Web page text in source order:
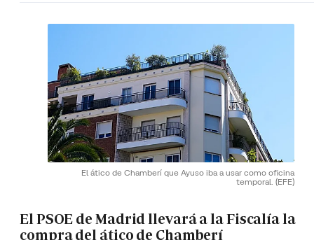
El ático de Chamberí que Ayuso iba a usar como oficina
temporal. (EFE)
El PSOE de Madrid llevará a la Fiscalía la
compra del ático de Chamberí